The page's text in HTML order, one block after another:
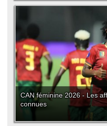
CAN féminine 2026 - Les
connues